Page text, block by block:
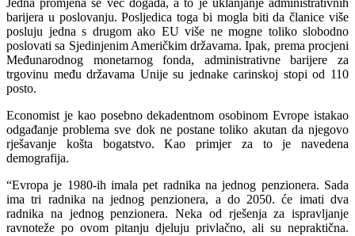
barijera u poslovanju. Posljedica toga bi mogla biti da članice više
posluju jedna s drugom ako EU više ne mogne toliko slobodno
poslovati sa Sjedinjenim Američkim državama. Ipak, prema procjeni
Međunarodnog monetarnog fonda, administrativne barijere za
trgovinu među državama Unije su jednake carinskoj stopi od 110
posto.
Economist je kao posebno dekadentnom osobinom Evrope istakao
odgađanje problema sve dok ne postane toliko akutan da njegovo
rješavanje košta bogatstvo. Kao primjer za to je navedena
demografija.
“Evropa je 1980-ih imala pet radnika na jednog penzionera. Sada
ima tri radnika na jednog penzionera, a do 2050. će imati dva
radnika na jednog penzionera. Neka od rješenja za ispravljanje
ravnoteže po ovom pitanju djeluju privlačno, ali su nepraktična.